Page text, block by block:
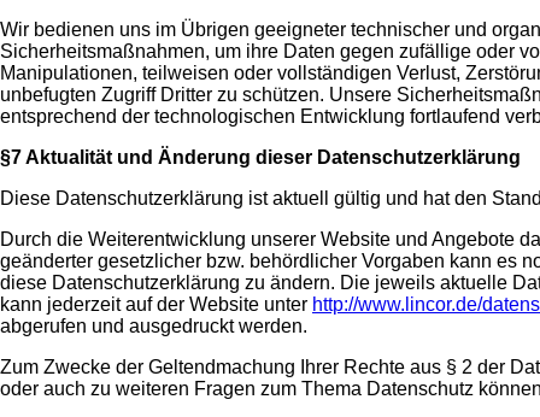
Wir bedienen uns im Übrigen geeigneter technischer und
Sicherheitsmaßnahmen, um ihre Daten gegen zufällige oder
Manipulationen, teilweisen oder vollständigen Verlust,
unbefugten Zugriff Dritter zu schützen. Unsere
entsprechend der technologischen Entwicklung fortlaufend
§7 Aktualität und Änderung dieser Datenschutzerklärung
Diese Datenschutzerklärung ist aktuell gültig und hat den
Durch die Weiterentwicklung unserer Website und Angebote
geänderter gesetzlicher bzw. behördlicher Vorgaben kann es
diese Datenschutzerklärung zu ändern. Die jeweils aktuelle
kann jederzeit auf der Website unter http://www.lincor.de/
abgerufen und ausgedruckt werden.
Zum Zwecke der Geltendmachung Ihrer Rechte aus § 2 der
oder auch zu weiteren Fragen zum Thema Datenschutz